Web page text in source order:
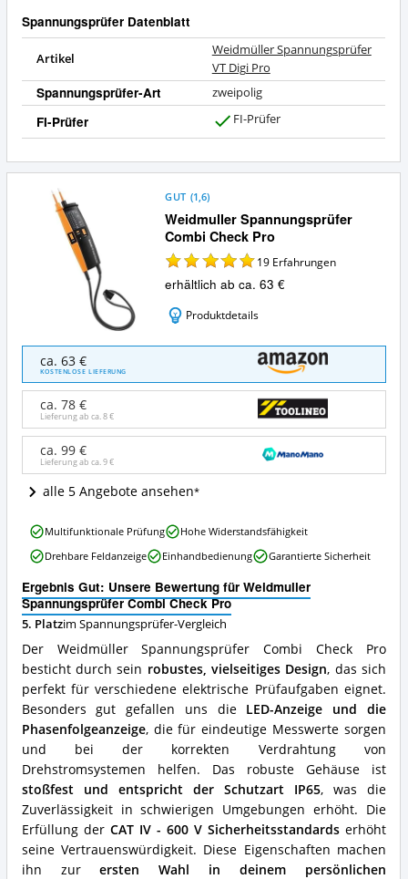
Spannungsprüfer Datenblatt
Artikel
Weidmüller Spannungsprüfer
VT Digi Pro
Spannungsprüfer-Art zweipolig
FI-Prüfer FI-Prüfer
Weidmuller Spannungsprüfer
Combi Check Pro
GUT (1,6)
19 Erfahrungen
erhältlich ab ca. 63 €
Produktdetails
Weidmuller
Spannungsprüfer
Combi
Check
Angebote:
dieser
Spannungsprüfer
ca. 63 €
KOSTENLOSE LIEFERUNG
ca. 78 €
Lieferung ab ca.8 €
ca. 99 €
Lieferung ab ca.9 €
alle 5 Angebote ansehen
Ergebnis Gut: Unsere Bewertung für Weidmuller
Spannungsprüfer Combi Check Pro
5. Platzim Spannungsprüfer-Vergleich
Der Weidmüller Spannungsprüfer Combi Check Pro
besticht durch sein robustes, vielseitiges Design, das sich
perfekt für verschiedene elektrische Prüfaufgaben eignet.
Besonders gut gefallen uns die LED-Anzeige und die
Phasenfolgeanzeige, die für eindeutige Messwerte sorgen
und bei der korrekten Verdrahtung von
Drehstromsystemen helfen. Das robuste Gehäuse ist
stoßfest und entspricht der Schutzart IP65, was die
Zuverlässigkeit in schwierigen Umgebungen erhöht. Die
Erfüllung der CAT IV - 600 V Sicherheitsstandardserhöht
seine Vertrauenswürdigkeit. Diese Eigenschaften machen
ihn zurersten Wahl in deinem persönlichen
Weidmuller
Spannungsprüfer
Combi
Pro
Vorteile:
Was
spricht
für
diesen
Spannungsprüfer?
Multifunktionale Prüfung
Hohe Widerstandsfähigkeit
Drehbare Feldanzeige
Einhandbedienung Garantierte Sicherheit